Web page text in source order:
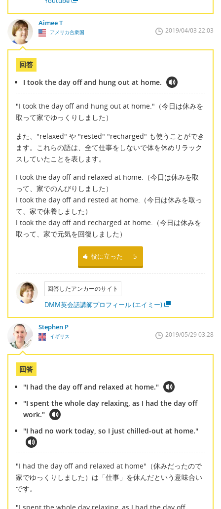
Aimee T
アメリカ合衆国 2019/04/03 22:03
回答
I took the day off and hung out at home.
"I took the day off and hung out at home."（今日は休みを
取って家でゆっくりしました）
また、"relaxed" や "rested" "recharged" も使うことができ
ます。これらの語は、全て仕事をしないで体を休めリラック
スしていたことを表します。
I took the day off and relaxed at home.（今日は休みを取
って、家でのんびりしました）
I took the day off and rested at home.（今日は休みを取っ
て、家で休養しました）
I took the day off and recharged at home.（今日は休みを
取って、家で元気を回復しました）
役に立った 5
回答したアンカーのサイト
DMM英会話講師プロフィール (エイミー)
Stephen P
イギリス 2019/05/29 03:28
回答
"I had the day off and relaxed at home."
"I spent the whole day relaxing, as I had the day off
work."
"I had no work today, so I just chilled-out at home."
"I had the day off and relaxed at home"（休みだったので
家でゆっくりしました）は「仕事」を休んだという意味合い
です。
"I spent the whole day relaxing, as I had the day off